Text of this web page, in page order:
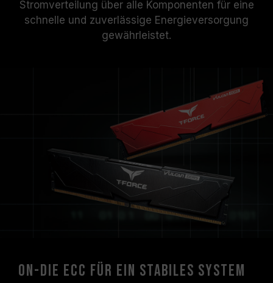
Stromverteilung über alle Komponenten für eine
schnelle und zuverlässige Energieversorgung
gewährleistet.
On-die ECC für ein stabiles System